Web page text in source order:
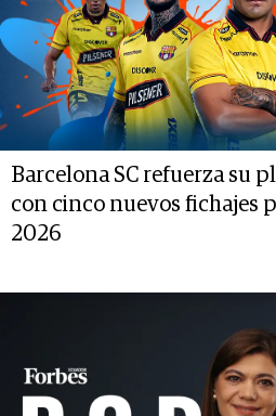
Barcelona SC refuerza su
con cinco nuevos fichajes
2026